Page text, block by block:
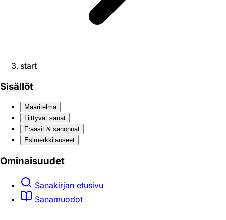
start
Sisällöt
Määritelmä
Liittyvät sanat
Fraasit & sanonnat
Esimerkkilauseet
Ominaisuudet
Sanakirjan etusivu
Sanamuodot